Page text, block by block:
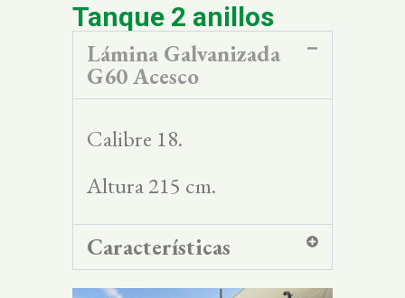
Tanque 2 anillos
Lámina Galvanizada
G60 Acesco
Calibre 18.
Altura 215 cm.
Características